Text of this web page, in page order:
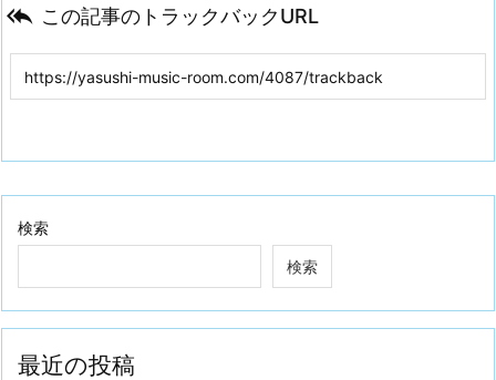
 この記事のトラックバックURL
検索
検索
最近の投稿